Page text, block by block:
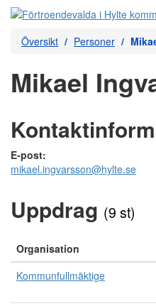
Översikt Personer
Mikael
E-post:
mikael.ingvarsson@hylte.se
Uppdrag (9 st)
Organisation
Kommunfullmäktige